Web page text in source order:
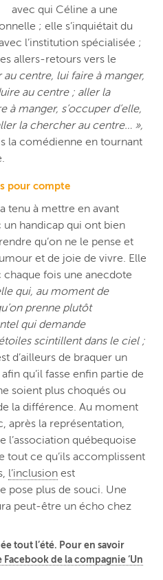
avec qui Céline a une
; elle s’inquiétait du
l’institution spécialisée ;
allers-retours vers le
au centre, lui faire à manger,
au centre ; aller la
manger, s’occuper d’elle,
la chercher au centre… »,
la comédienne en tournant
pour compte
tenu à mettre en avant
handicap qui ont bien
qu’on ne le pense et
et de joie de vivre. Elle
chaque fois une anecdote
qui, au moment de
prenne plutôt
qui demande
scintillent dans le ciel ;
d’ailleurs de braquer un
qu’il fasse enfin partie de
soient plus choqués ou
la différence. Au moment
après la représentation,
l’association québequoise
tout ce qu’ils accomplissent
l’inclusion est
pose plus de souci. Une
peut-être un écho chez
tout l’été. Pour en savoir
Facebook de la compagnie ‘Un